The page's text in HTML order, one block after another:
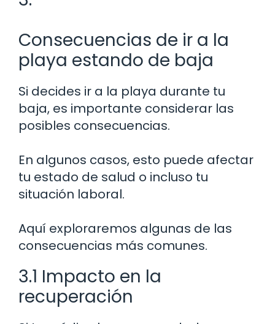
Consecuencias de ir a la
playa estando de baja
Si decides ir a la playa durante tu
baja, es importante considerar las
posibles consecuencias.
En algunos casos, esto puede afectar
tu estado de salud o incluso tu
situación laboral.
Aquí exploraremos algunas de las
consecuencias más comunes.
3.1 Impacto en la
recuperación